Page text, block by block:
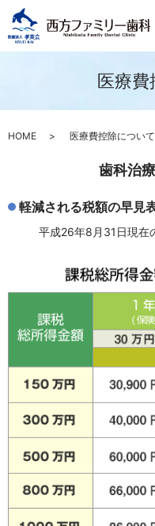
医療費
HOME 医療費控除について
歯科治
軽減される税額の早見
平成26年8月31日現在